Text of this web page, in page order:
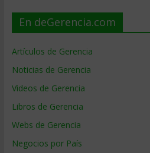
En deGerencia.com
Artículos de Gerencia
Noticias de Gerencia
Videos de Gerencia
Libros de Gerencia
Webs de Gerencia
Negocios por País